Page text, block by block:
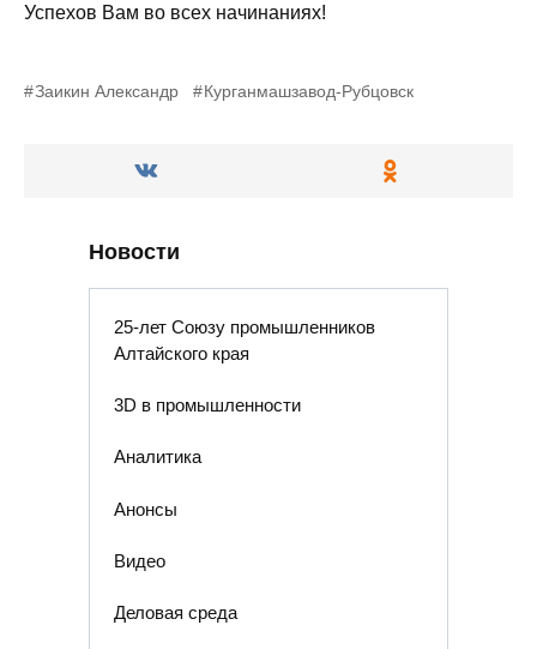
Успехов Вам во всех начинаниях!
Заикин Александр Курганмашзавод-Рубцовск
Новости
25-лет Союзу промышленников
Алтайского края
3D в промышленности
Аналитика
Анонсы
Видео
Деловая среда